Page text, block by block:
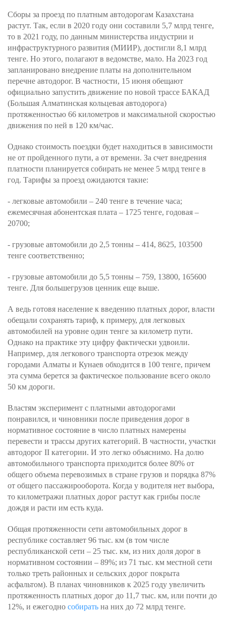
Сборы за проезд по платным автодорогам Казахстана
растут. Так, если в 2020 году они составили 5,7 млрд тенге,
то в 2021 году, по данным министерства индустрии и
инфраструктурного развития (МИИР), достигли 8,1 млрд
тенге. Но этого, полагают в ведомстве, мало. На 2023 год
запланировано внедрение платы на дополнительном
перечне автодорог. В частности, 15 июня обещают
официально запустить движение по новой трассе БАКАД
(Большая Алматинская кольцевая автодорога)
протяженностью 66 километров и максимальной скоростью
движения по ней в 120 км/час.
Однако стоимость поездки будет находиться в зависимости
не от пройденного пути, а от времени. За счет внедрения
платности планируется собирать не менее 5 млрд тенге в
год. Тарифы за проезд ожидаются такие:
- легковые автомобили – 240 тенге в течение часа;
ежемесячная абонентская плата – 1725 тенге, годовая –
20700;
- грузовые автомобили до 2,5 тонны – 414, 8625, 103500
тенге соответственно;
- грузовые автомобили до 5,5 тонны – 759, 13800, 165600
тенге. Для большегрузов ценник еще выше.
А ведь готовя население к введению платных дорог, власти
обещали сохранять тариф, к примеру, для легковых
автомобилей на уровне один тенге за километр пути.
Однако на практике эту цифру фактически удвоили.
Например, для легкового транспорта отрезок между
городами Алматы и Кунаев обходится в 100 тенге, причем
эта сумма берется за фактическое пользование всего около
50 км дороги.
Властям эксперимент с платными автодорогами
понравился, и чиновники после приведения дорог в
нормативное состояние в число платных намерены
перевести и трассы других категорий. В частности, участки
автодорог II категории. И это легко объяснимо. На долю
автомобильного транспорта приходится более 80% от
общего объема перевозимых в стране грузов и порядка 87%
от общего пассажирооборота. Когда у водителя нет выбора,
то километражи платных дорог растут как грибы после
дождя и расти им есть куда.
Общая протяженности сети автомобильных дорог в
республике составляет 96 тыс. км (в том числе
республиканской сети – 25 тыс. км, из них доля дорог в
нормативном состоянии – 89%; из 71 тыс. км местной сети
только треть районных и сельских дорог покрыта
асфальтом). В планах чиновников к 2025 году увеличить
протяженность платных дорог до 11,7 тыс. км, или почти до
12%, и ежегодно собирать на них до 72 млрд тенге.